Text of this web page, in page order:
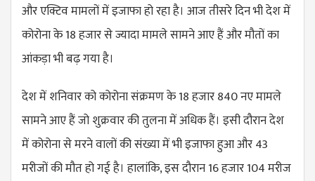
और एक्टिव मामलों में इजाफा हो रहा है। आज तीसरे दिन भी देश में
कोरोना के 18 हजार से ज्यादा मामले सामने आए हैं और मौतों का
आंकड़ा भी बढ़ गया है।
देश में शनिवार को कोरोना संक्रमण के 18 हजार 840 नए मामले
सामने आए हैं जो शुक्रवार की तुलना में अधिक हैं। इसी दौरान देश
में कोरोना से मरने वालों की संख्या में भी इजाफा हुआ और 43
मरीजों की मौत हो गई है। हालांकि, इस दौरान 16 हजार 104 मरीज